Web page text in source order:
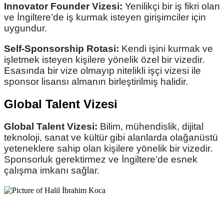
Innovator Founder Vizesi: Yenilikçi bir iş fikri olan
ve İngiltere’de iş kurmak isteyen girişimciler için
uygundur.
Self-Sponsorship Rotasi: Kendi işini kurmak ve
işletmek isteyen kişilere yönelik özel bir vizedir.
Esasında bir vize olmayıp nitelikli işçi vizesi ile
sponsor lisansı almanın birleştirilmiş halidir.
Global Talent Vizesi
Global Talent Vizesi: Bilim, mühendislik, dijital
teknoloji, sanat ve kültür gibi alanlarda olağanüstü
yeteneklere sahip olan kişilere yönelik bir vizedir.
Sponsorluk gerektirmez ve İngiltere’de esnek
çalışma imkanı sağlar.